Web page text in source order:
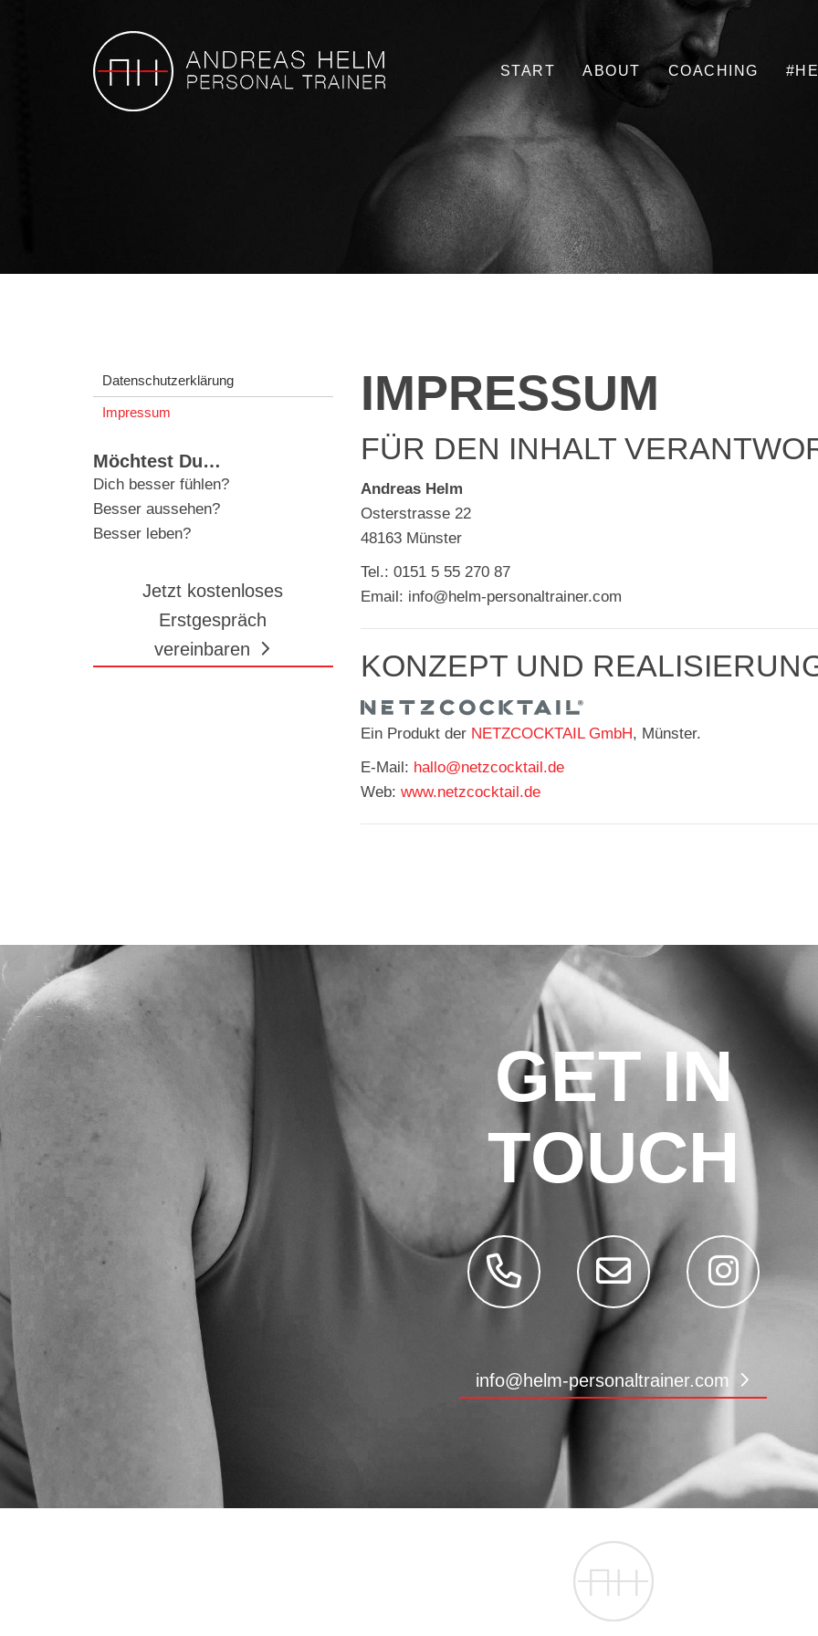
START ABOUT COACHING
IMPRESSUM
FÜR DEN INHALT
Andreas Helm
Osterstrasse 22
48163 Münster
Tel.: 0151 5 55 270 87
Email: info@helm-personaltrainer.com
KONZEPT UND
Ein Produkt der NETZCOCKTAIL GmbH, Münster.
E-Mail: hallo@netzcocktail.de
Web: www.netzcocktail.de
Datenschutzerklärung
Impressum
Möchtest Du…
Dich besser fühlen?
Besser aussehen?
Besser leben?
Jetzt kostenloses
Erstgespräch
vereinbaren
GET IN
TOUCH
info@helm-personaltrainer.com